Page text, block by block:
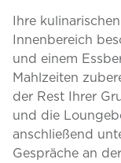
Ihre
Innenbereich
und einem
Mahlzeiten
der Rest Ihrer
und die
anschließend
Gespräche an